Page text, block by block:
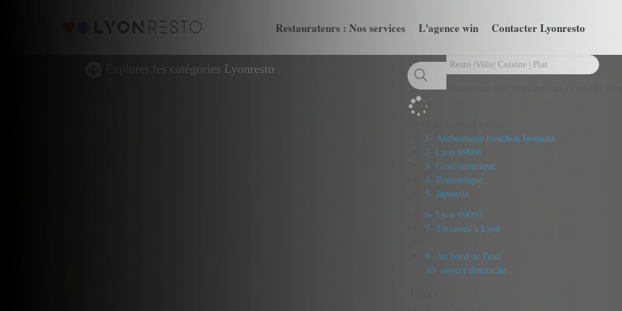
Restaurateurs : Nos services L'agence win Contacter Lyonresto
Explorer les catégories Lyonresto
1- Authentique bouchon lyonnais
2- Lyon 69006
3- Gastronomique
4- Romantique
5- Japonais
6- Lyon 69003
7- Terrasses à Lyon
9- Au bord de l'eau
10- ouvert dimanche